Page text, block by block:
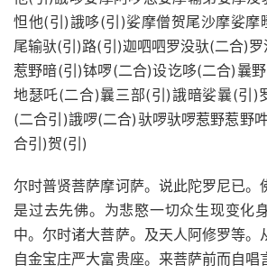
怛他(引)誐哆(引)娑摩僧贺尾沙摩娑摩
尾输驮(引)路(引)迦呬呬罗没驮(二合)
惹野暗(引)钵啰(二合)设讫哆(二合)曩
地瑟吒(二合)曩三部(引)誐暗娑曩(引)
(二合引)誐啰(二合)驮啰驮啰惹野惹野
合引)贺(引)
尔时普贤菩萨摩诃萨。说此陀罗尼已。
是过去先佛。为悲愍一切众生现变化
中。尔时诸大菩萨。及天人阿修罗等。
自金宝庄严大富贵座。来菩萨前而自唱